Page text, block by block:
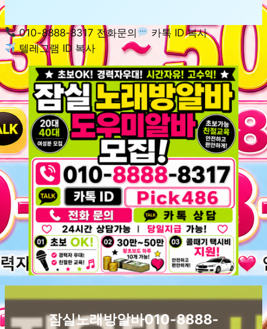
010-8888-8317 전화문의
카톡 ID 복사
텔레그램 ID 복사
잠실노래방알바010-8888-